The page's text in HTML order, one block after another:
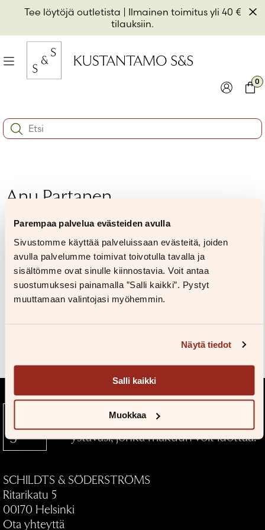
Parempaa palvelua evästeiden avulla
Sivustomme käyttää palveluissaan evästeitä, joiden
avulla palvelumme toimivat toivotulla tavalla ja
sisältömme ovat sinulle kiinnostavia. Voit antaa
suostumuksesi painamalla ”Salli kaikki”. Pystyt
muuttamaan valintojasi myöhemmin.
Näytä tiedot
Salli kaikki
Muokkaa
Tee löytöjä outletista | Ilmainen toimitus yli 40 €
tilauksiin.
Hyppää
sisältöön
Valikko
Muista minut
Kirjaudu sisään
Salasana unohtunut?
Eikö sinulla ole tiliä?
Luo uusi tili
0
Search:
Anu Partanen
Kuvapankkiin
Kustantamo S&S — Kirjallinen
ystäväsi, jonka makuun voit luottaa.
SCHILDTS & SÖDERSTRÖMS
Ritarikatu 5
00170 Helsinki
Ota yhteyttä